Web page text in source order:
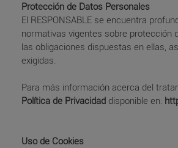
Protección de Datos Personales
El RESPONSABLE se encuentra
normativas vigentes sobre protección
las obligaciones dispuestas en ellas,
exigidas.
Para más información acerca del
Política de Privacidad disponible en:
Uso de Cookies